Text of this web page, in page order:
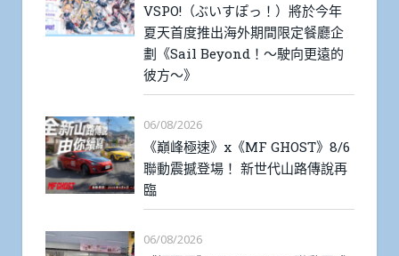
VSPO!（ぶいすぽっ！）將於今年
夏天首度推出海外期間限定餐廳企
劃《Sail Beyond！～駛向更遠的
彼方～》
06/08/2026
《巔峰極速》x《MF GHOST》8/6
聯動震撼登場！ 新世代山路傳說再
臨
06/08/2026